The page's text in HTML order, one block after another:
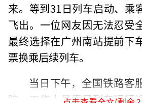
来。等到31日列车启动、乘
飞出。一位网友因无法忍受
最终选择在广州南站提前下
票换乘后续列车。
当日下午，全国铁路客
映，工作人员表示列车运行